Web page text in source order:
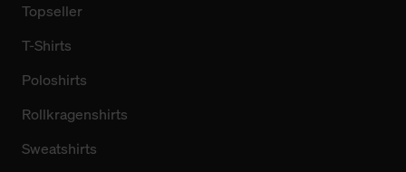
Topseller
T-Shirts
Poloshirts
Rollkragenshirts
Sweatshirts